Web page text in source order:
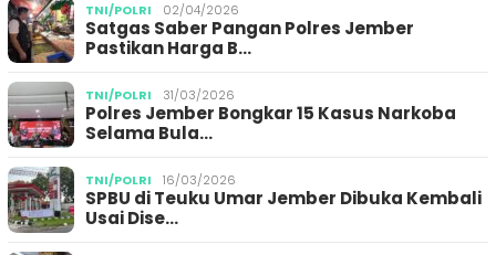
TNI/POLRI 02/04/2026
Satgas Saber Pangan Polres Jember
Pastikan Harga B…
TNI/POLRI 31/03/2026
Polres Jember Bongkar 15 Kasus Narkoba
Selama Bula…
TNI/POLRI 16/03/2026
SPBU di Teuku Umar Jember Dibuka Kembali
Usai Dise…